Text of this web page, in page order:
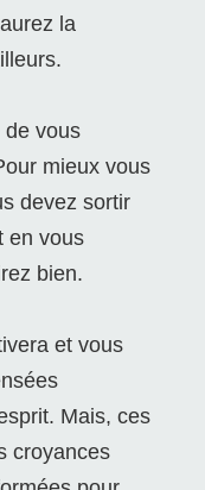
la
de vous
mieux vous
devez sortir
en vous
bien.
et vous
Mais, ces
croyances